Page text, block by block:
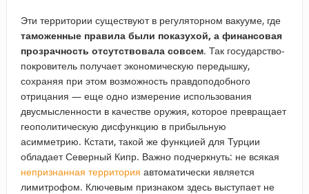
Эти территории существуют в регуляторном вакууме, где
таможенные правила были показухой, а финансовая
прозрачность отсутствовала совсем. Так государство-
покровитель получает экономическую передышку,
сохраняя при этом возможность правдоподобного
отрицания — еще одно измерение использования
двусмысленности в качестве оружия, которое превращает
геополитическую дисфункцию в прибыльную
асимметрию. Кстати, такой же функцией для Турции
обладает Северный Кипр. Важно подчеркнуть: не всякая
непризнанная территория автоматически является
лимитрофом. Ключевым признаком здесь выступает не